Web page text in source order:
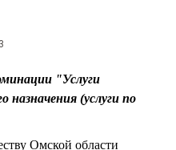
"Услуги
назначения (услуги по
Омской области